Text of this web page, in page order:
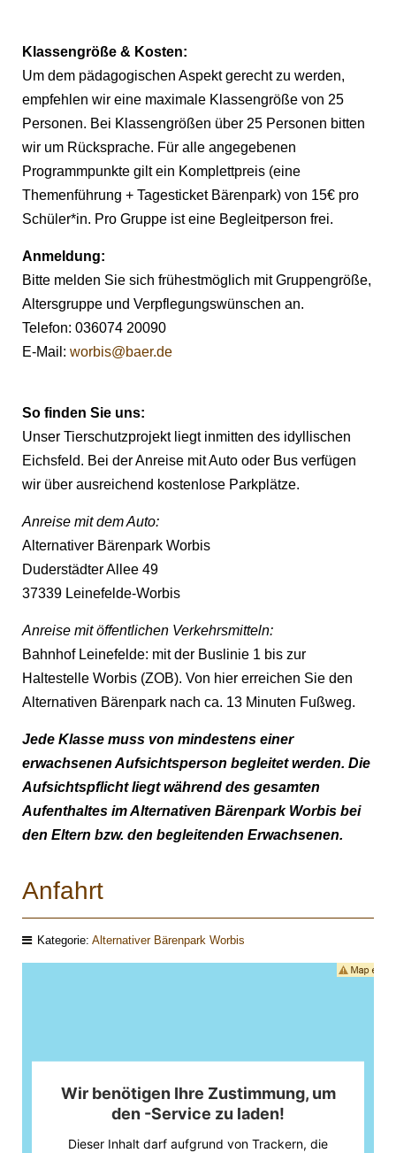
Klassengröße & Kosten:
Um dem pädagogischen Aspekt gerecht zu werden,
empfehlen wir eine maximale Klassengröße von 25
Personen. Bei Klassengrößen über 25 Personen bitten
wir um Rücksprache. Für alle angegebenen
Programmpunkte gilt ein Komplettpreis (eine
Themenführung + Tagesticket Bärenpark) von 15€ pro
Schüler*in. Pro Gruppe ist eine Begleitperson frei.
Anmeldung:
Bitte melden Sie sich frühestmöglich mit Gruppengröße,
Altersgruppe und Verpflegungswünschen an.
Telefon: 036074 20090
E-Mail: worbis@baer.de
So finden Sie uns:
Unser Tierschutzprojekt liegt inmitten des idyllischen
Eichsfeld. Bei der Anreise mit Auto oder Bus verfügen
wir über ausreichend kostenlose Parkplätze.
Anreise mit dem Auto:
Alternativer Bärenpark Worbis
Duderstädter Allee 49
37339 Leinefelde-Worbis
Anreise mit öffentlichen Verkehrsmitteln:
Bahnhof Leinefelde: mit der Buslinie 1 bis zur
Haltestelle Worbis (ZOB). Von hier erreichen Sie den
Alternativen Bärenpark nach ca. 13 Minuten Fußweg.
Jede Klasse muss von mindestens einer
erwachsenen Aufsichtsperson begleitet werden. Die
Aufsichtspflicht liegt während des gesamten
Aufenthaltes im Alternativen Bärenpark Worbis bei
den Eltern bzw. den begleitenden Erwachsenen.
Anfahrt
Kategorie: Alternativer Bärenpark Worbis
Wir benötigen Ihre Zustimmung, um
den -Service zu laden!
Dieser Inhalt darf aufgrund von Trackern, die